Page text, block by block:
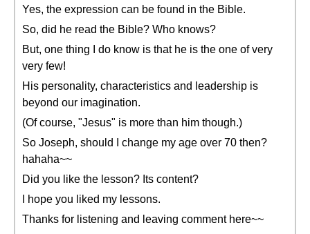
Yes, the expression can be found in the Bible.
So, did he read the Bible? Who knows?
But, one thing I do know is that he is the one of very
very few!
His personality, characteristics and leadership is
beyond our imagination.
(Of course, "Jesus" is more than him though.)
So Joseph, should I change my age over 70 then?
hahaha~~
Did you like the lesson? Its content?
I hope you liked my lessons.
Thanks for listening and leaving comment here~~